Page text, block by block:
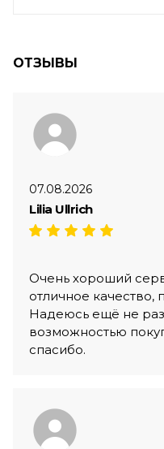
ОТЗЫВЫ
07.08.2026
Lilia Ullrich
Очень хороший
отличное качество,
Надеюсь ещё не раз
возможностью
спасибо.